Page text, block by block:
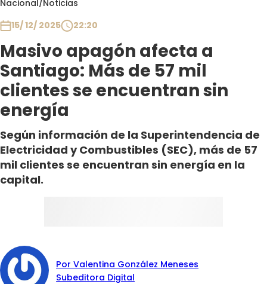
Nacional/Noticias
15/ 12/ 2025
22:20
Masivo apagón afecta a
Santiago: Más de 57 mil
clientes se encuentran sin
energía
Según información de la Superintendencia de
Electricidad y Combustibles (SEC), más de 57
mil clientes se encuentran sin energía en la
capital.
Por Valentina González Meneses
Subeditora Digital
Club De La Comedia
Contigo en Directo
Plan Perfecto
El Tiempo
Sabingo
Todos Los Programas